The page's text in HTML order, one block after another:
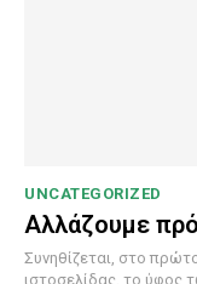
UNCATEGORIZED
Αλλάζουμε
Συνηθίζεται, στο
ιστοσελίδας, το ύφος